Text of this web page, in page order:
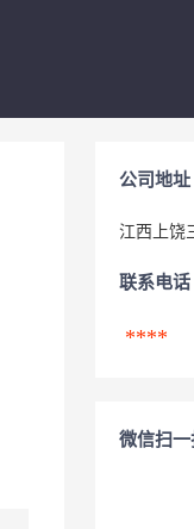
公司地址
江西上饶
联系电话
****
微信扫